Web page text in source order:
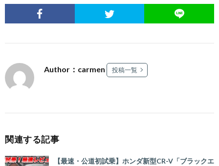
Author：carmen 投稿一覧
関連する記事
【最速・公道初試乗】ホンダ新型CR-V「ブラックエ